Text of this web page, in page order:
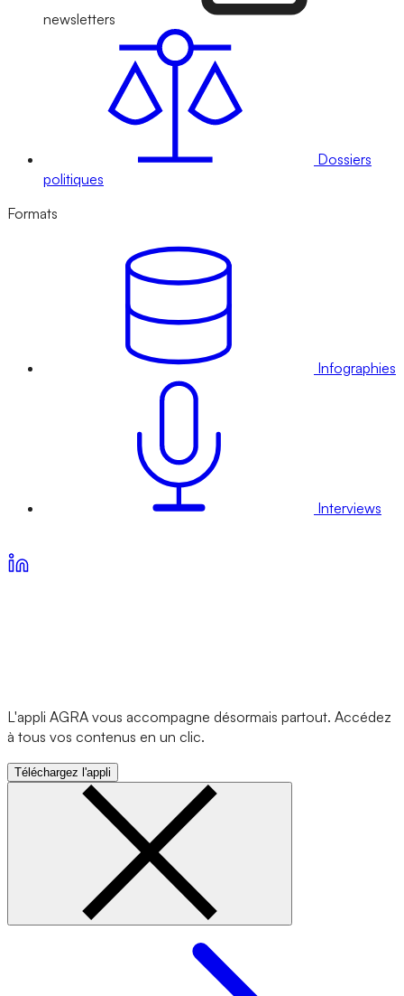
newsletters
Dossiers
politiques
Formats
Infographies
Interviews
L'appli AGRA vous accompagne désormais partout. Accédez
à tous vos contenus en un clic.
Téléchargez l'appli